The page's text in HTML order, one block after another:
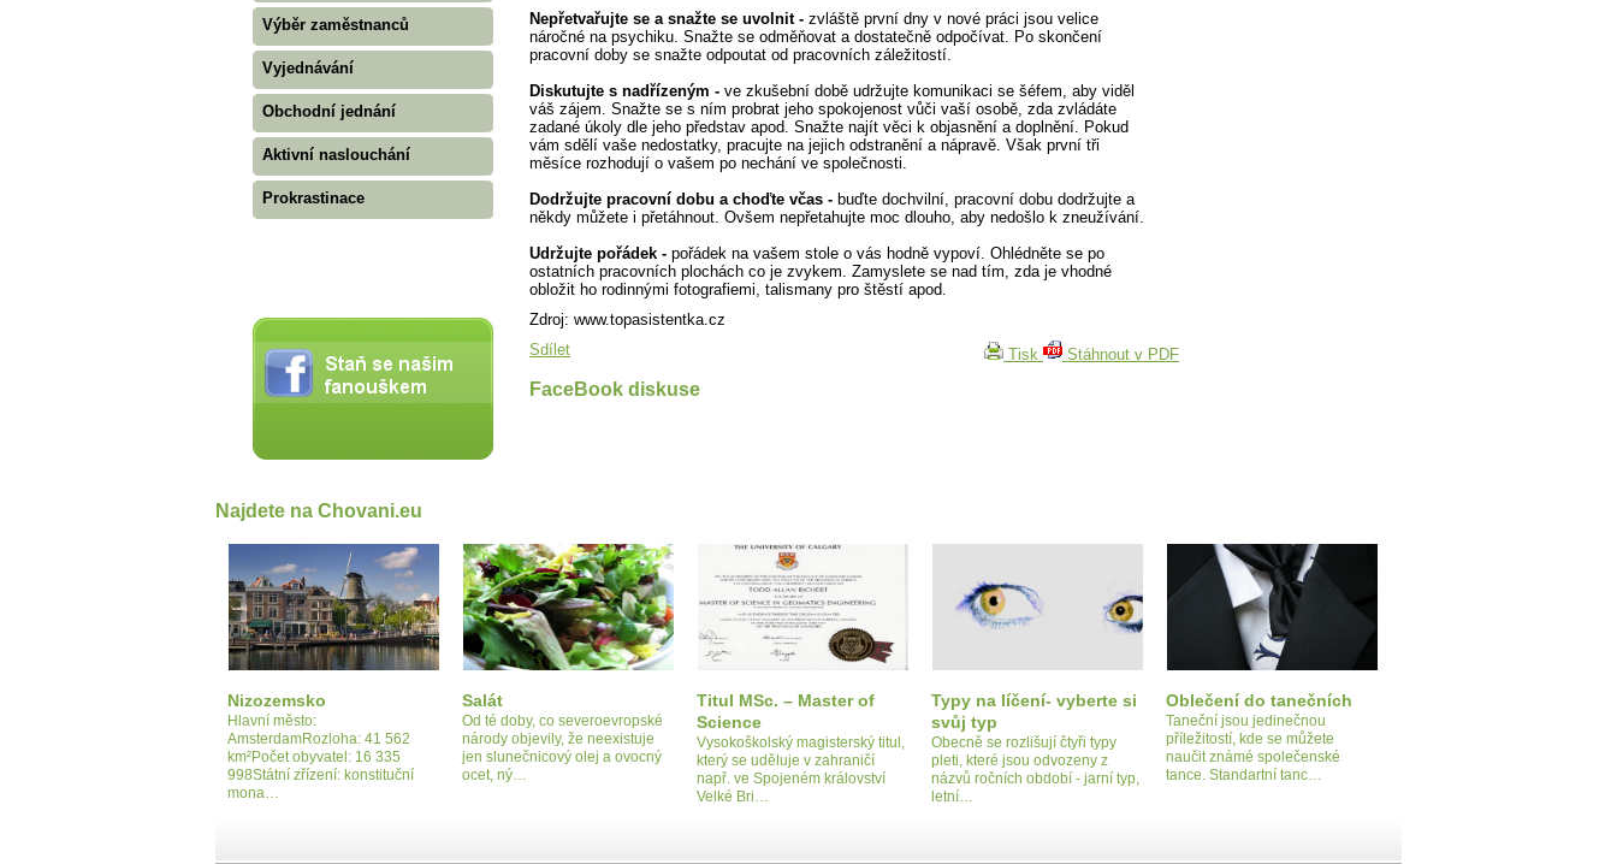
Výběr zaměstnanců
Vyjednávání
Obchodní jednání
Aktivní naslouchání
Prokrastinace
Nepřetvařujte se a snažte se uvolnit - zvláště první dny v nové práci jsou velice
náročné na psychiku. Snažte se odměňovat a dostatečně odpočívat. Po skončení
pracovní doby se snažte odpoutat od pracovních záležitostí.
Diskutujte s nadřízeným - ve zkušební době udržujte komunikaci se šéfem, aby viděl
váš zájem. Snažte se s ním probrat jeho spokojenost vůči vaší osobě, zda zvládáte
zadané úkoly dle jeho představ apod. Snažte najít věci k objasnění a doplnění. Pokud
vám sdělí vaše nedostatky, pracujte na jejich odstranění a nápravě. Však první tři
měsíce rozhodují o vašem po nechání ve společnosti.
Dodržujte pracovní dobu a choďte včas - buďte dochvilní, pracovní dobu dodržujte a
někdy můžete i přetáhnout. Ovšem nepřetahujte moc dlouho, aby nedošlo k zneužívání.
Udržujte pořádek - pořádek na vašem stole o vás hodně vypoví. Ohlédněte se po
ostatních pracovních plochách co je zvykem. Zamyslete se nad tím, zda je vhodné
obložit ho rodinnými fotografiemi, talismany pro štěstí apod.
Zdroj: www.topasistentka.cz
Sdílet
Tisk Stáhnout v PDF
FaceBook diskuse
Najdete na Chovani.eu
Nizozemsko
Hlavní město:
AmsterdamRozloha: 41 562
km²Počet obyvatel: 16 335
998Státní zřízení: konstituční
mona…
Salát
Od té doby, co severoevropské
národy objevily, že neexistuje
jen slunečnicový olej a ovocný
ocet, ný…
Titul MSc. – Master of
Science
Vysokoškolský magisterský titul,
který se uděluje v zahraničí
např. ve Spojeném království
Velké Bri…
Typy na líčení- vyberte si
svůj typ
Obecně se rozlišují čtyři typy
pleti, které jsou odvozeny z
názvů ročních období - jarní typ,
letní…
Oblečení do tanečních
Taneční jsou jedinečnou
příležitostí, kde se můžete
naučit známé společenské
tance. Standartní tanc…